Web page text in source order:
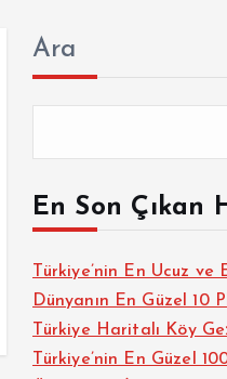
Ara
En Son Çıkan
Türkiye’nin En Ucuz ve
Dünyanın En Güzel 10
Türkiye Haritalı Köy
Türkiye’nin En Güzel